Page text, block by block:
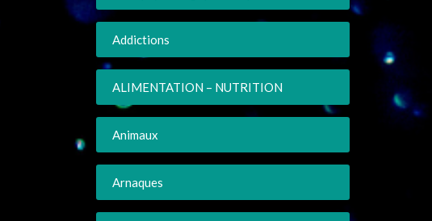
Addictions
ALIMENTATION – NUTRITION
Animaux
Arnaques